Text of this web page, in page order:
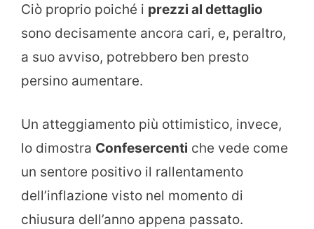
Ciò proprio poiché i prezzi al dettaglio
sono decisamente ancora cari, e, peraltro,
a suo avviso, potrebbero ben presto
persino aumentare.
Un atteggiamento più ottimistico, invece,
lo dimostra Confesercenti che vede come
un sentore positivo il rallentamento
dell’inflazione visto nel momento di
chiusura dell’anno appena passato.